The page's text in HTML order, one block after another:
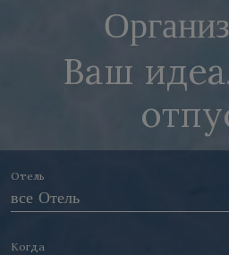
Ваш
Отель
Когда